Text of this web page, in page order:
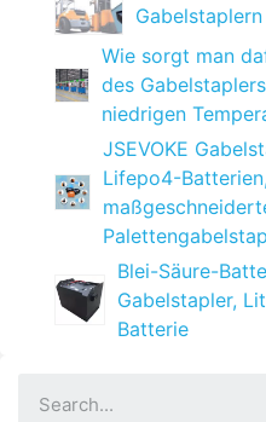
Wie sorgt man
des
niedrigen
JSEVOKE
Lifepo4-
Blei-Säure-
Gabelstapler,
Batterie